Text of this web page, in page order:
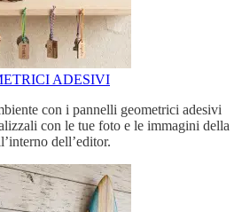
ADESIVI
con i pannelli geometrici adesivi
con le tue foto e le immagini della
dell’editor.